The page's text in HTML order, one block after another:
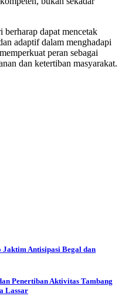
dapat mencetak
adaptif dalam menghadapi
peran sebagai
dan ketertiban masyarakat.
Antisipasi Begal dan
Penertiban Aktivitas Tambang
Lassar